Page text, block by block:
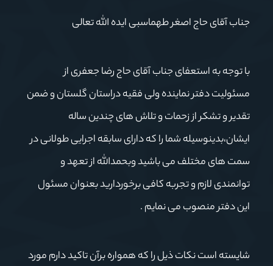
جناب آقای حاج اصغر طهماسبی ایده الله تعالی
با توجه به استعفای جناب آقای حاج رضا جعفری از
مسئولیت دفتر نماینده ولی فقیه دراستان گلستان و ضمن
تقدیر و تشکر از زحمات و تلاش های چندین ساله
ایشان،بدینوسیله شما را که دارای سابقه اجرایی طولانی در
سمت های مختلف می باشید وبحمدالله از تعهد و
توانمندی لازم و تجربه کافی برخوردارید بعنوان مسئول
این دفتر منصوب می نمایم .
شایسته است نکات ذیل را که همواره برآن تاکید دارم مورد